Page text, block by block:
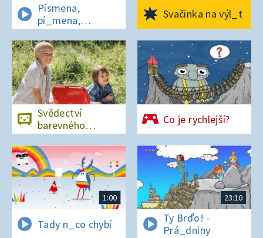
Písmena,
pí_mena,
písmena
Svačinka na výl_t
Svědectví
barevného
ostrova
Co je rychlejší?
1:00
Tady n_co chybí
23:10
Ty Brďo! -
Prá_dniny